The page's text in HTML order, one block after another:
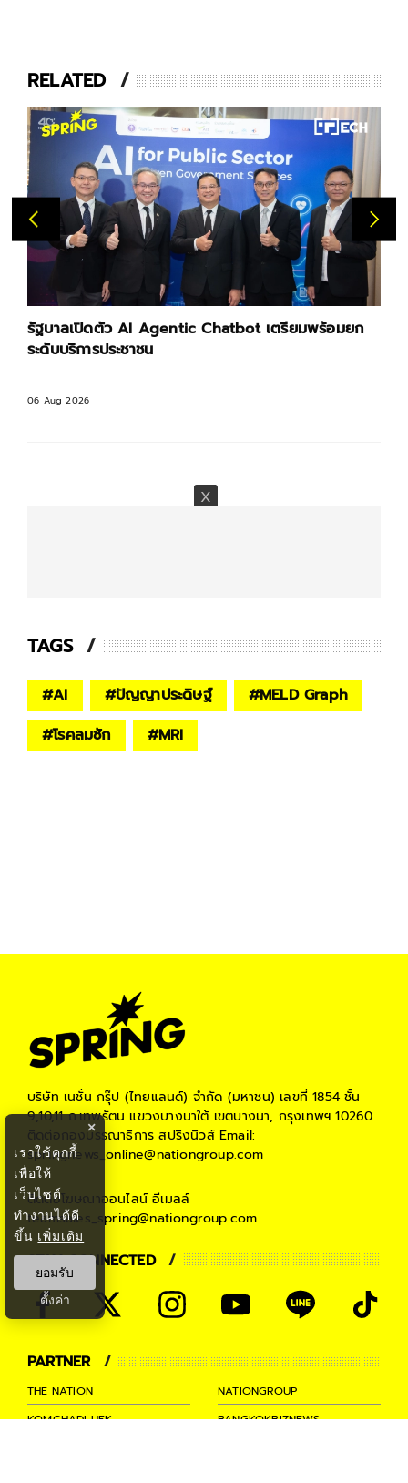
RELATED
รัฐบาลเปิดตัว AI Agentic Chatbot เตรียมพร้อมยก
ระดับบริการประชาชน
06 Aug 2026
TAGS
#AI #ปัญญาประดิษฐ์ #MELD Graph
#โรคลมชัก #MRI
บริษัท เนชั่น กรุ๊ป (ไทยแลนด์) จำกัด (มหาชน) เลขที่ 1854 ชั้น
9,10,11 ถ.เทพรัตน แขวงบางนาใต้ เขตบางนา, กรุงเทพฯ 10260
ติดต่อกองบรรณาธิการ สปริงนิวส์Email:
springnews_online@nationgroup.com
ติดต่อโฆษณาออนไลน์ อีเมลล์
teamsales_spring@nationgroup.com
STAY CONNECTED
PARTNER
THE NATION
NATIONGROUP
KOMCHADLUEK
BANGKOKBIZNEWS
×
เราใช้คุกกี้
เพื่อให้
เว็บไซต์
ทำงานได้ดี
ขึ้น เพิ่มเติม
ยอมรับ
ตั้งค่า